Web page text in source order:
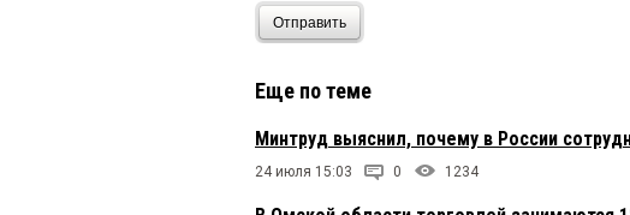
пруд пруд а руководить некем)
Ну это показатель оттока
а приезжают пенсионеры с
работать в основном китайцы.
Отправить
Еще по теме
Минтруд выяснил, почему в России
24 июля 15:03 0 1234